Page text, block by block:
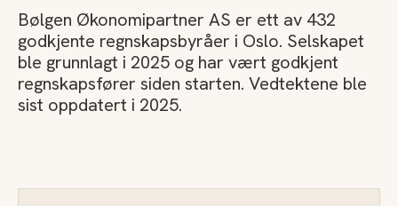
Bølgen Økonomipartner AS er ett av 432
godkjente regnskapsbyråer i Oslo. Selskapet
ble grunnlagt i 2025 og har vært godkjent
regnskapsfører siden starten. Vedtektene ble
sist oppdatert i 2025.